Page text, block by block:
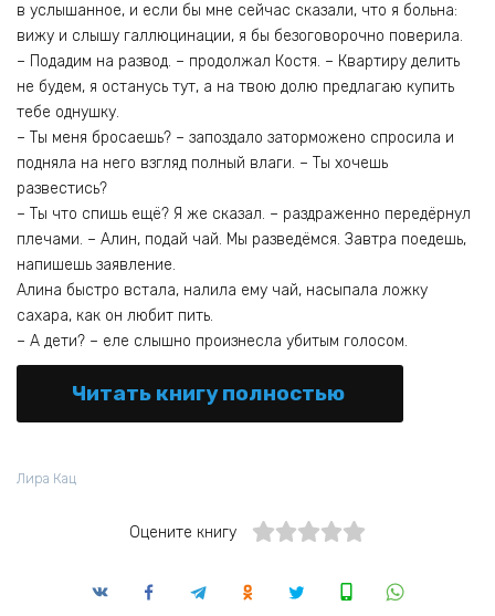
в услышанное, и если бы мне сейчас сказали, что я больна:
вижу и слышу галлюцинации, я бы безоговорочно поверила.
– Подадим на развод. – продолжал Костя. – Квартиру делить
не будем, я останусь тут, а на твою долю предлагаю купить
тебе однушку.
– Ты меня бросаешь? – запоздало заторможено спросила и
подняла на него взгляд полный влаги. – Ты хочешь
развестись?
– Ты что спишь ещё? Я же сказал. – раздраженно передёрнул
плечами. – Алин, подай чай. Мы разведёмся. Завтра поедешь,
напишешь заявление.
Алина быстро встала, налила ему чай, насыпала ложку
сахара, как он любит пить.
– А дети? – еле слышно произнесла убитым голосом.
Читать книгу полностью
Лира Кац
Оцените книгу